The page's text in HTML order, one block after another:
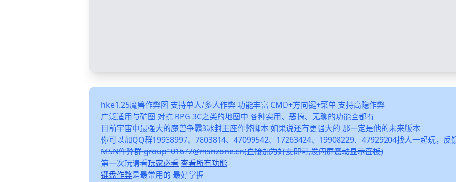
hke1.25魔兽作弊图 支持单人/多人作弊 功能丰富 CMD+方向键+菜单 支持高隐作弊
广泛适用与矿图 对抗 RPG 3C之类的地图中 各种实用、恶搞、无聊的功能全都有
目前宇宙中最强大的魔兽争霸3冰封王座作弊脚本 如果说还有更强大的 那一定是他的未来版本
你可以加QQ群19938997、7803814、47099542、17263424、19908229、47929204找人一起玩，反
MSN作弊群 group101672@msnzone.cn(直接加为好友即可,发闪屏震动显示面板)
第一次玩请看玩家必看 查看所有功能
键盘作弊是最常用的 最好掌握